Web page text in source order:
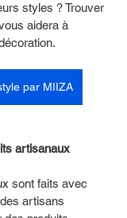
styles ? Trouver
aidera à
par MIIZA
artisanaux
sont faits avec
artisans